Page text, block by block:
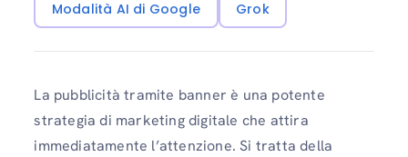
Modalità AI di Google
Grok
La pubblicità tramite banner è una potente
strategia di marketing digitale che attira
immediatamente l’attenzione. Si tratta della